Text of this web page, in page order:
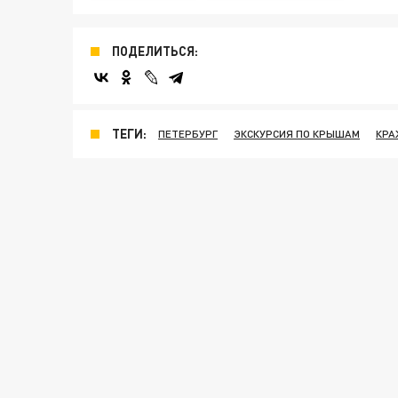
ПОДЕЛИТЬСЯ:
ТЕГИ: ПЕТЕРБУРГ ЭКСКУРСИЯ ПО КРЫШАМ